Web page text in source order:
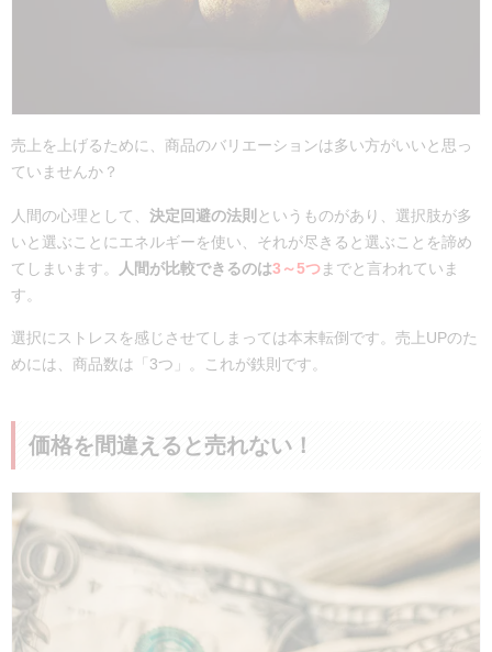
売上を上げるために、商品のバリエーションは多い方がいいと思っ
ていませんか？
人間の心理として、 決定回避の法則 というものがあり、選択肢が多
いと選ぶことにエネルギーを使い、それが尽きると選ぶことを諦め
てしまいます。
人間が比較できるのは3～5つまでと言われていま
す。
選択にストレスを感じさせてしまっては本末転倒です。売上UPのた
めには、商品数は「3つ」。これが鉄則です。
価格を間違えると売れない！